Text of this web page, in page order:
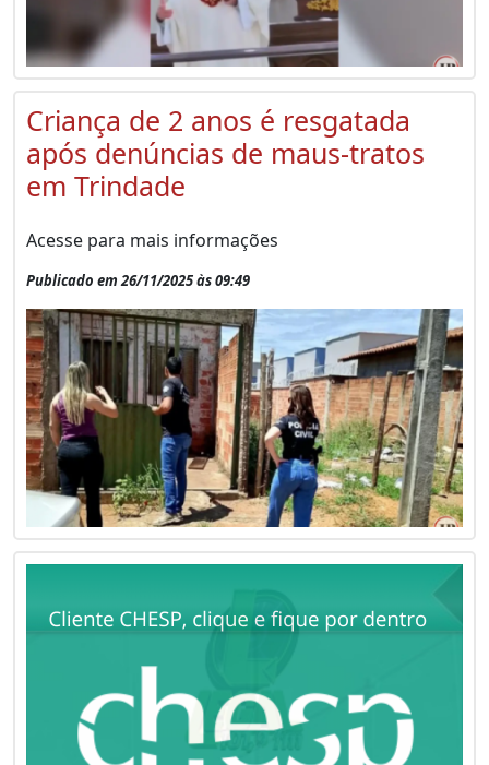
Criança de 2 anos é resgatada
após denúncias de maus-tratos
em Trindade
Acesse para mais informações
Publicado em 26/11/2025 às 09:49